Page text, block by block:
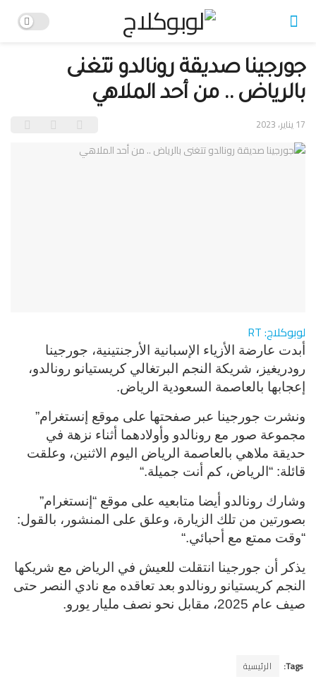
جورجينا صديقة رونالدو تتغنى
بالرياض .. من أحد الملاهي
17 يناير، 2023
لوبوكلاج: RT
أبدت عارضة الأزياء الإسبانية الأرجنتينية، جورجينا
رودريغيز، شريكة النجم البرتغالي كريستيانو رونالدو،
إعجابها بالعاصمة السعودية الرياض.
ونشرت جورجينا عبر صفحتها على موقع إنستغرام”
مجموعة صور مع رونالدو وأولادهما أثناء نزهة في
حديقة ملاهي بالعاصمة الرياض اليوم الاثنين، وعلقت
قائلة: “الرياض، كم أنت جميلة“.
وشارك رونالدو أيضا متابعيه على موقع “إنستغرام”
بصورتين من تلك الزيارة، وعلق على المنشور، بالقول:
“وقت ممتع مع أحبائي“.
يذكر أن جورجينا انتقلت للعيش في الرياض مع شريكها
النجم كريستيانو رونالدو بعد تعاقده مع نادي النصر حتى
صيف عام 2025، مقابل نحو نصف مليار يورو
.
Tags: الرئيسية